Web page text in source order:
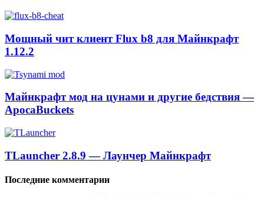
Мощный чит клиент Flux b8 для Майнкрафт
1.12.2
Майнкрафт мод на цунами и другие бедствия —
ApocaBuckets
TLauncher 2.8.9 — Лаунчер Майнкрафт
Последние комментарии